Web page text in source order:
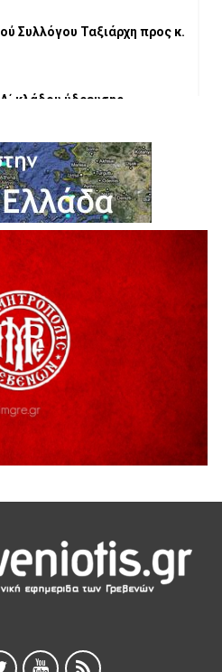
Συλλόγου Ταξιάρχη προς κ.
Α΄ κλάδου ύδρευσης
μια μοναδική συναυλία
«Πολιτιστικού
ταινία «Μικρές
αλλοδαπός, για κλοπή
Θέατρο “Καστράκι”,
– «Γιορτή Παράδοσης»
Συλλόγου Γρεβενών
για επιπλέον εργασίες